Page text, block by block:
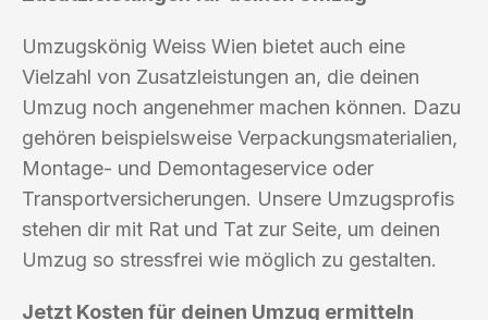
Umzugskönig Weiss Wien bietet auch eine
Vielzahl von Zusatzleistungen an, die deinen
Umzug noch angenehmer machen können. Dazu
gehören beispielsweise Verpackungsmaterialien,
Montage- und Demontageservice oder
Transportversicherungen. Unsere Umzugsprofis
stehen dir mit Rat und Tat zur Seite, um deinen
Umzug so stressfrei wie möglich zu gestalten.
Jetzt Kosten für deinen Umzug ermitteln